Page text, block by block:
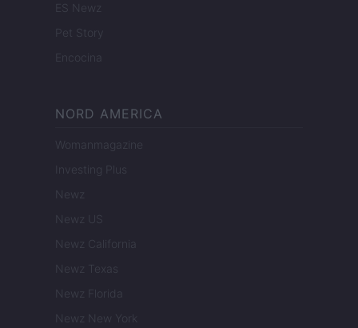
ES Newz
Pet Story
Encocina
NORD AMERICA
Womanmagazine
Investing Plus
Newz
Newz US
Newz California
Newz Texas
Newz Florida
Newz New York